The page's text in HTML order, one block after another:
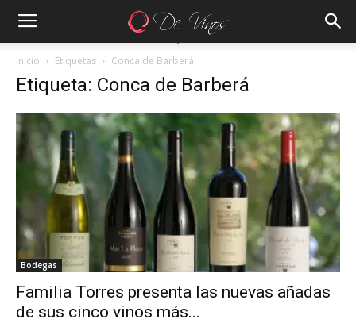
Inicio Etiquetas Conca de Barberá
Etiqueta: Conca de Barberá
Bodegas
Familia Torres presenta las nuevas añadas
de sus cinco vinos más...